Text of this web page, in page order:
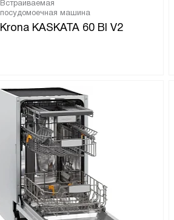
Встраиваемая
посудомоечная машина
Krona KASKATA 60 BI V2